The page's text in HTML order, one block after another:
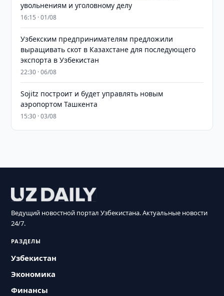
увольнениям и уголовному делу
16:15 · 01/08
Узбекским предпринимателям предложили
выращивать скот в Казахстане для последующего
экспорта в Узбекистан
22:30 · 06/08
Sojitz построит и будет управлять новым
аэропортом Ташкента
15:30 · 03/08
Ведущий новостной портал Узбекистана. Актуальные новости
24/7.
РАЗДЕЛЫ
Узбекистан
Экономика
Финансы